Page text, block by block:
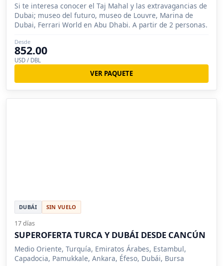
Si te interesa conocer el Taj Mahal y las extravagancias de
Dubai; museo del futuro, museo de Louvre, Marina de
Dubai, Ferrari World en Abu Dhabi. A partir de 2 personas.
Desde
852.00
USD / DBL
VER PAQUETE
DUBÁI SIN VUELO
17 días
SUPEROFERTA TURCA Y DUBÁI DESDE CANCÚN
Medio Oriente, Turquía, Emiratos Árabes, Estambul,
Capadocia, Pamukkale, Ankara, Éfeso, Dubái, Bursa